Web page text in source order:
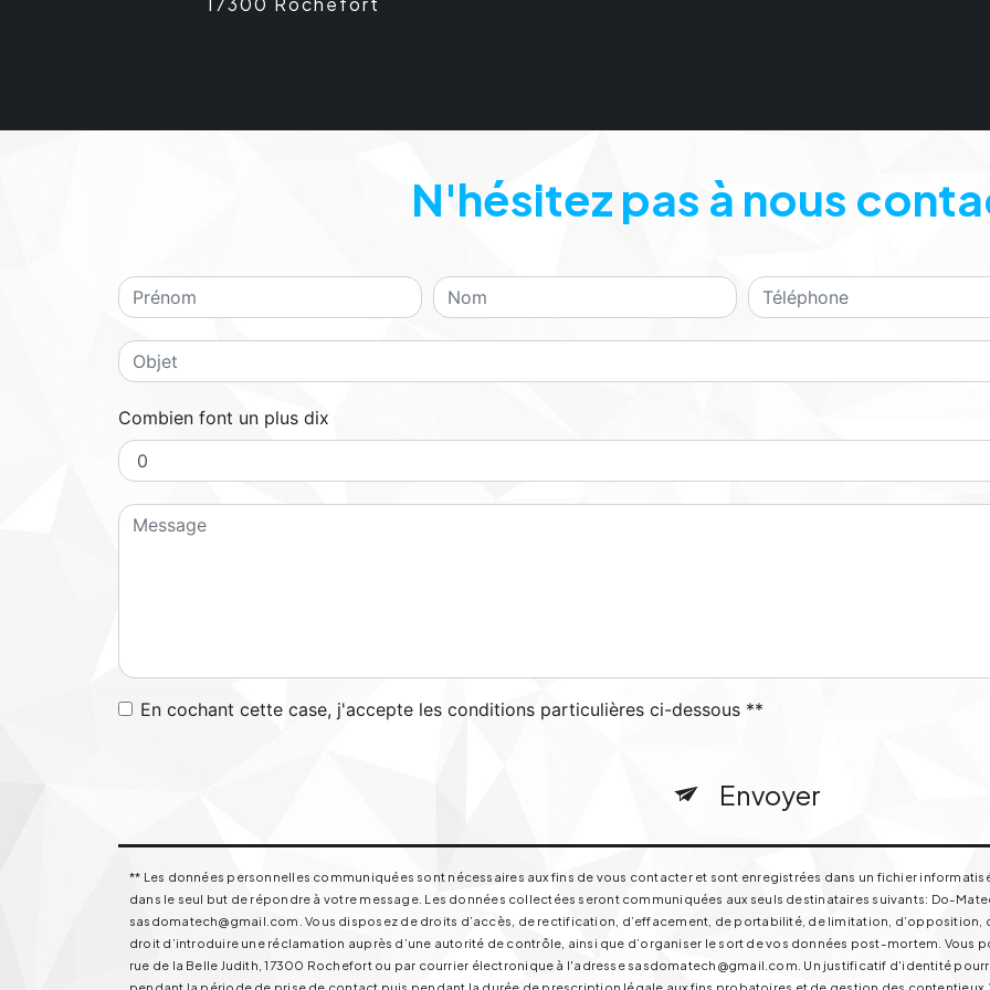
N'hésitez pas à nous
Combien font un plus dix
En cochant cette case, j'accepte les conditions particulières ci-dessous **
Envoyer
** Les données personnelles communiquées sont nécessaires aux fins de vous contacter et sont enregistrées dans un fichier
dans le seul but de répondre à votre message. Les données collectées seront communiquées aux seuls destinataires suivants: Do-
sasdomatech@gmail.com. Vous disposez de droits d’accès, de rectification, d’effacement, de portabilité, de limitation,
droit d’introduire une réclamation auprès d’une autorité de contrôle, ainsi que d’organiser le sort de vos données post-mortem. Vous
rue de la Belle Judith, 17300 Rochefort ou par courrier électronique à l'adresse sasdomatech@gmail.com. Un justificatif d'identité
pendant la période de prise de contact puis pendant la durée de prescription légale aux fins probatoires et de gestion des